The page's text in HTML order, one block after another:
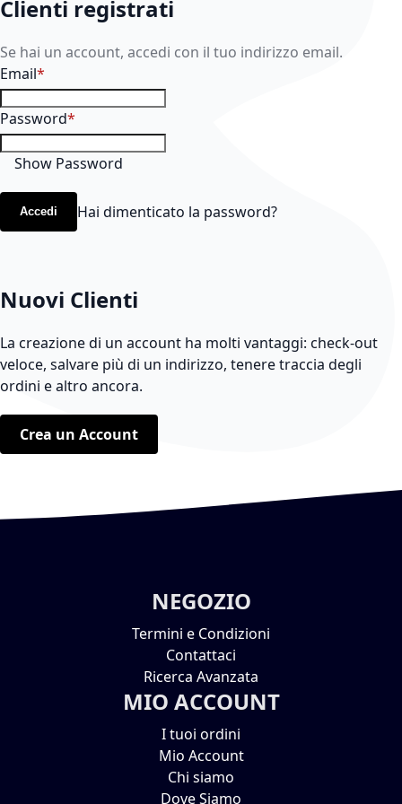
Clienti registrati
Se hai un account, accedi con il tuo indirizzo email.
Email
Password
Show Password
Accedi Hai dimenticato la password?
Nuovi Clienti
La creazione di un account ha molti vantaggi: check-out
veloce, salvare più di un indirizzo, tenere traccia degli
ordini e altro ancora.
Crea un Account
NEGOZIO
Termini e Condizioni
Contattaci
Ricerca Avanzata
MIO ACCOUNT
I tuoi ordini
Mio Account
Chi siamo
Dove Siamo